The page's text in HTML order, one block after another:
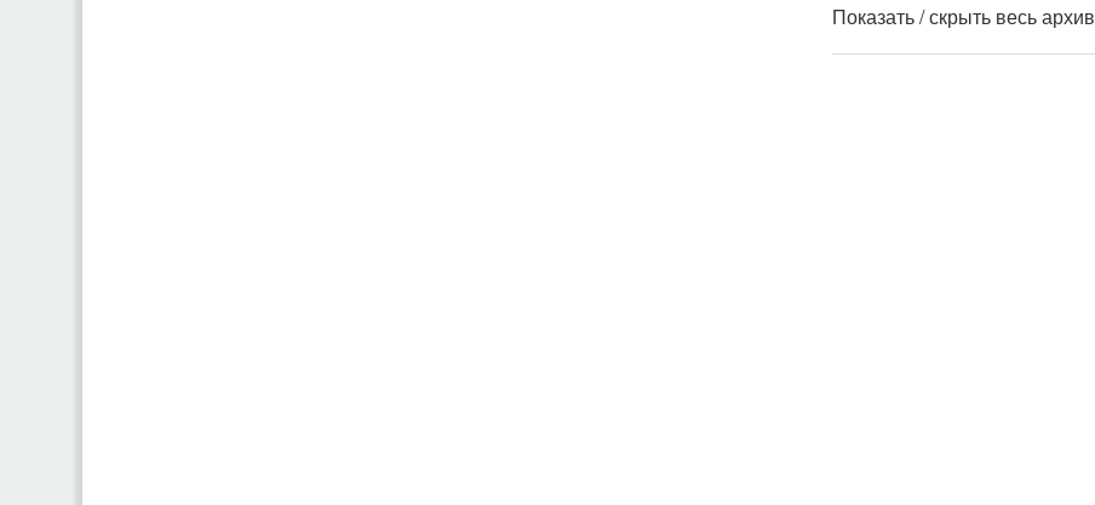
Показать / скрыть весь архив